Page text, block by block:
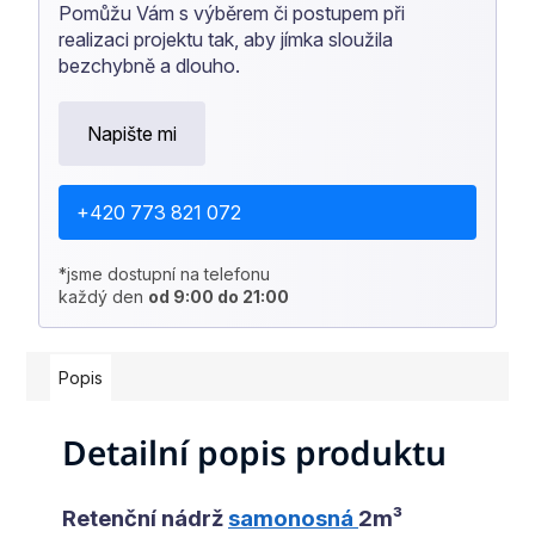
Pomůžu Vám s výběrem či postupem při
realizaci projektu tak, aby jímka sloužila
bezchybně a dlouho.
+420 773 821 072
Napište mi
*jsme dostupní na telefonu
každý den od 9:00 do 21:00
Popis
Detailní popis produktu
Retenční nádrž samonosná 2m³